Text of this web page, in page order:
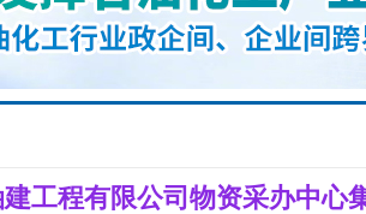
工程有限公司物资采办中心